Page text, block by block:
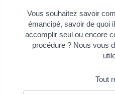
Vous souhaitez savoir
émancipé, savoir de quoi
accomplir seul ou encore
procédure ? Nous vous
Tout